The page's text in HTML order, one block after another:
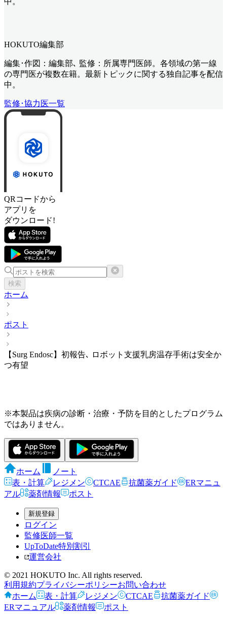
HOKUTO編集部
編集･作図：編集部､ 監修：所属専門医師。各領域の第一線
の専門医が複数在籍。最新トピックに関する独自記事を配信
中。
監修･協力医一覧
QRコードから
アプリを
ダウンロード!
検索
ホーム
ポスト
【Surg Endosc】初報告､ ロボット支援乳房温存手術は安全か
つ有望
※本製品は疾病の診断・治療・予防を目的としたプログラム
ではありません。
ホーム
ノート
表・計算
レジメン CTCAE 抗菌薬ガイド
ERマニュ
アル
薬剤情報 ポスト
新規登録
ログイン
監修医師一覧
UpToDate特別割引
運営会社
© 2021 HOKUTO Inc. All rights reserved.
利用規約プライバシーポリシーお問い合わせ
ホーム
表・計算 レジメン CTCAE
抗菌薬ガイド
ERマニュアル
薬剤情報 ポスト